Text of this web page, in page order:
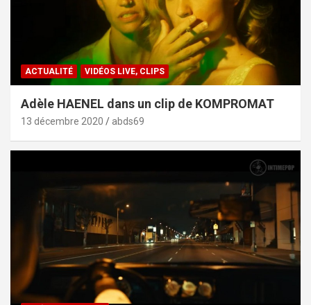
ACTUALITÉ VIDÉOS LIVE, CLIPS
Adèle HAENEL dans un clip de KOMPROMAT
13 décembre 2020 abds69